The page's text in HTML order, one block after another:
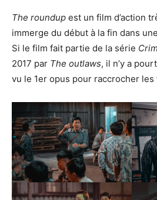
The roundup est un film d’action
immerge du début à la fin dans
Si le film fait partie de la série
2017 par The outlaws, il n’y a
vu le 1er opus pour raccrocher les